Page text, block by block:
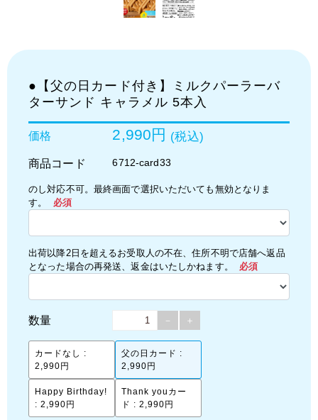
●【父の日カード付き】ミルクパーラーバ
ターサンド キャラメル 5本入
価格 2,990円 (税込)
商品コード 6712-card33
のし対応不可。最終画面で選択いただいても無効となりま
す。 必須
出荷以降2日を超えるお受取人の不在、住所不明で店舗へ返品
となった場合の再発送、返金はいたしかねます。 必須
数量 － ＋
カードなし :
2,990円
父の日カード :
2,990円
Happy Birthday!
: 2,990円
Thank youカー
ド : 2,990円